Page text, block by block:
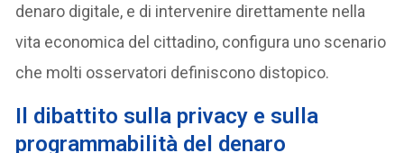
denaro digitale, e di intervenire direttamente nella
vita economica del cittadino, configura uno scenario
che molti osservatori definiscono distopico.
Il dibattito sulla privacy e sulla
programmabilità del denaro